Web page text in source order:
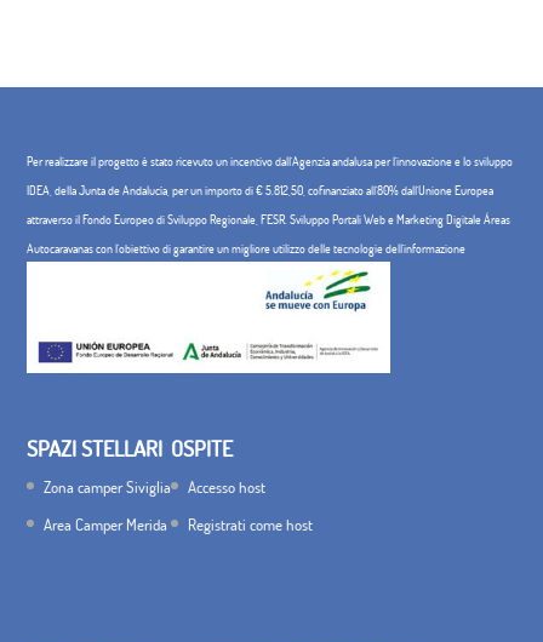
Per realizzare il progetto è stato ricevuto un incentivo dall'Agenzia andalusa per l'innovazione e lo sviluppo
IDEA, della Junta de Andalucía, per un importo di € 5.812,50, cofinanziato all'80% dall'Unione Europea
attraverso il Fondo Europeo di Sviluppo Regionale, FESR. Sviluppo Portali Web e Marketing Digitale Áreas
Autocaravanas con l'obiettivo di garantire un migliore utilizzo delle tecnologie dell'informazione
SPAZI STELLARI
Zona camper Siviglia
Area Camper Merida
OSPITE
Accesso host
Registrati come host